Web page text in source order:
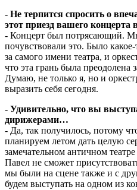
- Не терпится спросить о
этот приезд вашего
- Концерт был потрясающий.
почувствовали это. Было
за самого имени театра, и
что эта грань была
Думаю, не только я, но и
выразить себя сегодня.
- Удивительно, что вы
дирижерами…
- Да, так получилось, потому
планируем летом дать целую
замечательном античном
Павел не сможет
мы были на сцене также и с
будем выступать на одном из